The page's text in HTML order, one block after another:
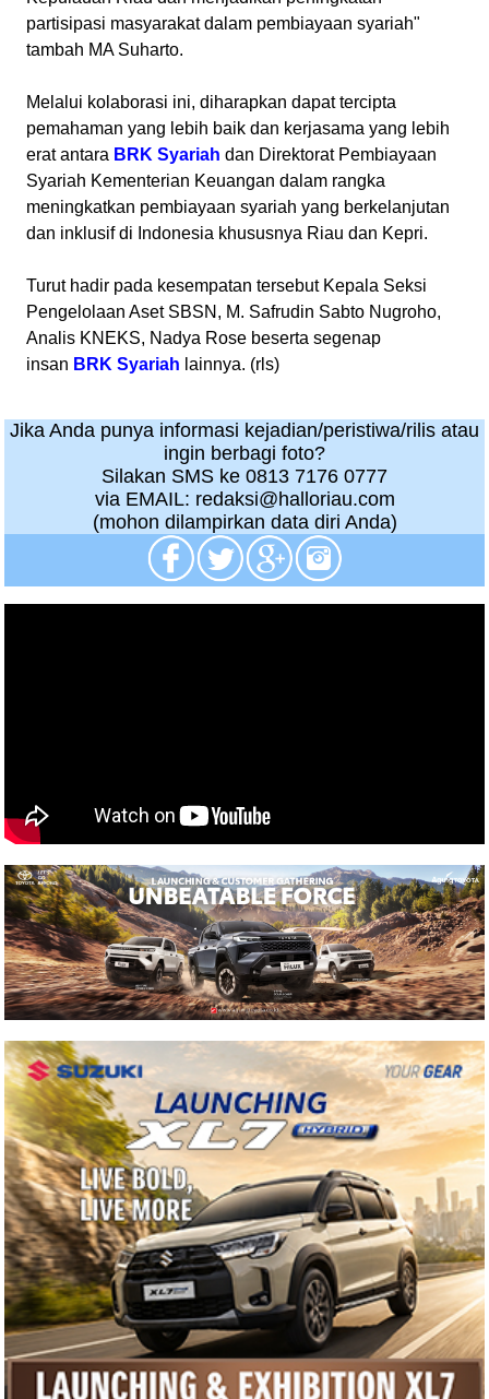
partisipasi masyarakat dalam pembiayaan syariah"
tambah MA Suharto.
Melalui kolaborasi ini, diharapkan dapat tercipta
pemahaman yang lebih baik dan kerjasama yang lebih
erat antara BRK Syariah dan Direktorat Pembiayaan
Syariah Kementerian Keuangan dalam rangka
meningkatkan pembiayaan syariah yang berkelanjutan
dan inklusif di Indonesia khususnya Riau dan Kepri.
Turut hadir pada kesempatan tersebut Kepala Seksi
Pengelolaan Aset SBSN, M. Safrudin Sabto Nugroho,
Analis KNEKS, Nadya Rose beserta segenap
insan BRK Syariah lainnya. (rls)
Jika Anda punya informasi kejadian/peristiwa/rilis atau
ingin berbagi foto?
Silakan SMS ke 0813 7176 0777
via EMAIL: redaksi@halloriau.com
(mohon dilampirkan data diri Anda)